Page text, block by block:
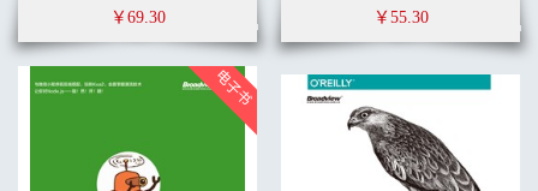
6.1 字符串和码位序列的转换 127
6.2 字符串子集 128
6.5 原始模版字面量 134
6.6 正则表达式 135
￥69.30 ￥55.30